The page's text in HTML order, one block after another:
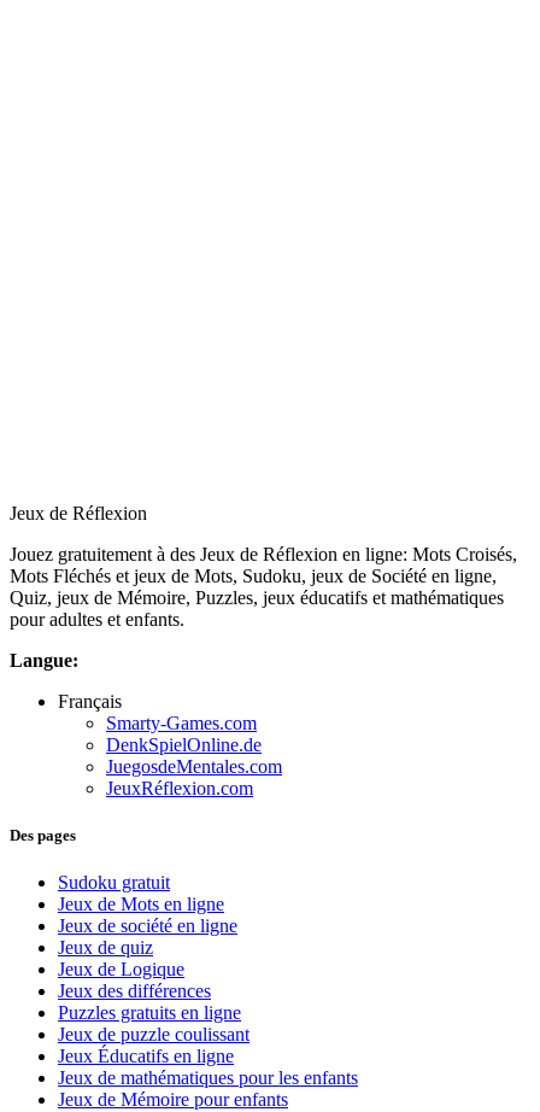
Jeux de Réflexion
Jouez gratuitement à des Jeux de Réflexion en ligne: Mots Croisés,
Mots Fléchés et jeux de Mots, Sudoku, jeux de Société en ligne,
Quiz, jeux de Mémoire, Puzzles, jeux éducatifs et mathématiques
pour adultes et enfants.
Langue:
Français
Smarty-Games.com
DenkSpielOnline.de
JuegosdeMentales.com
JeuxRéflexion.com
Des pages
Sudoku gratuit
Jeux de Mots en ligne
Jeux de société en ligne
Jeux de quiz
Jeux de Logique
Jeux des différences
Puzzles gratuits en ligne
Jeux de puzzle coulissant
Jeux Éducatifs en ligne
Jeux de mathématiques pour les enfants
Jeux de Mémoire pour enfants